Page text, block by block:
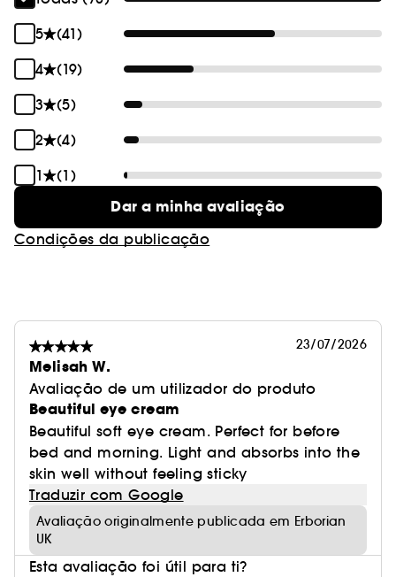
5
(41)
4
(19)
3
(5)
2
(4)
1
(1)
Dar a minha avaliação
Condições da publicação
23/07/2026
Melisah W.
Avaliação de um utilizador do produto
Beautiful eye cream
Beautiful soft eye cream. Perfect for before
bed and morning. Light and absorbs into the
skin well without feeling sticky
Traduzir com Google
Avaliação originalmente publicada em Erborian
UK
Esta avaliação foi útil para ti?